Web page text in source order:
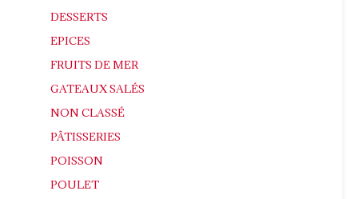
DESSERTS
EPICES
FRUITS DE MER
GATEAUX SALÉS
NON CLASSÉ
PÂTISSERIES
POISSON
POULET